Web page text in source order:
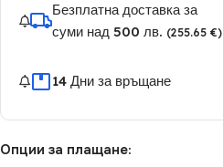
Безплатна доставка за
суми над 500 лв. (255.65 €)
14 Дни за връщане
Опции за плащане: